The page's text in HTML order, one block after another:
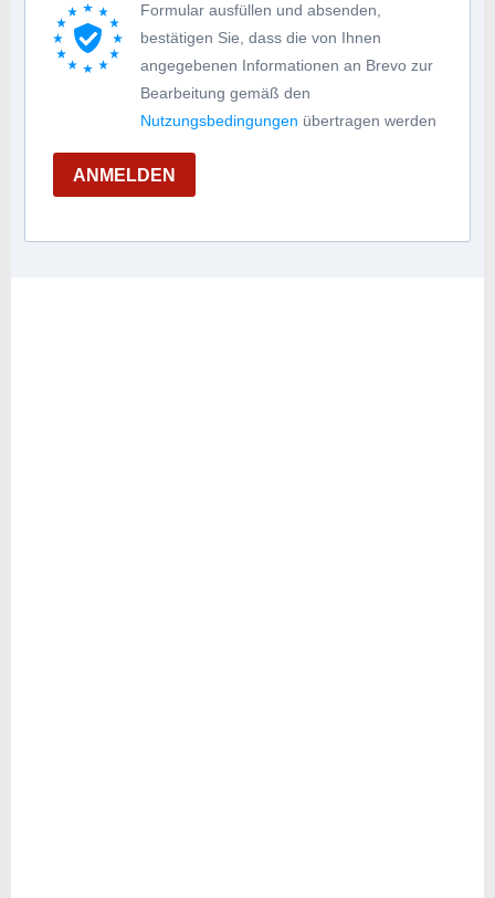
Formular ausfüllen und absenden,
bestätigen Sie, dass die von Ihnen
angegebenen Informationen an Brevo zur
Bearbeitung gemäß den
Nutzungsbedingungen übertragen werden
ANMELDEN